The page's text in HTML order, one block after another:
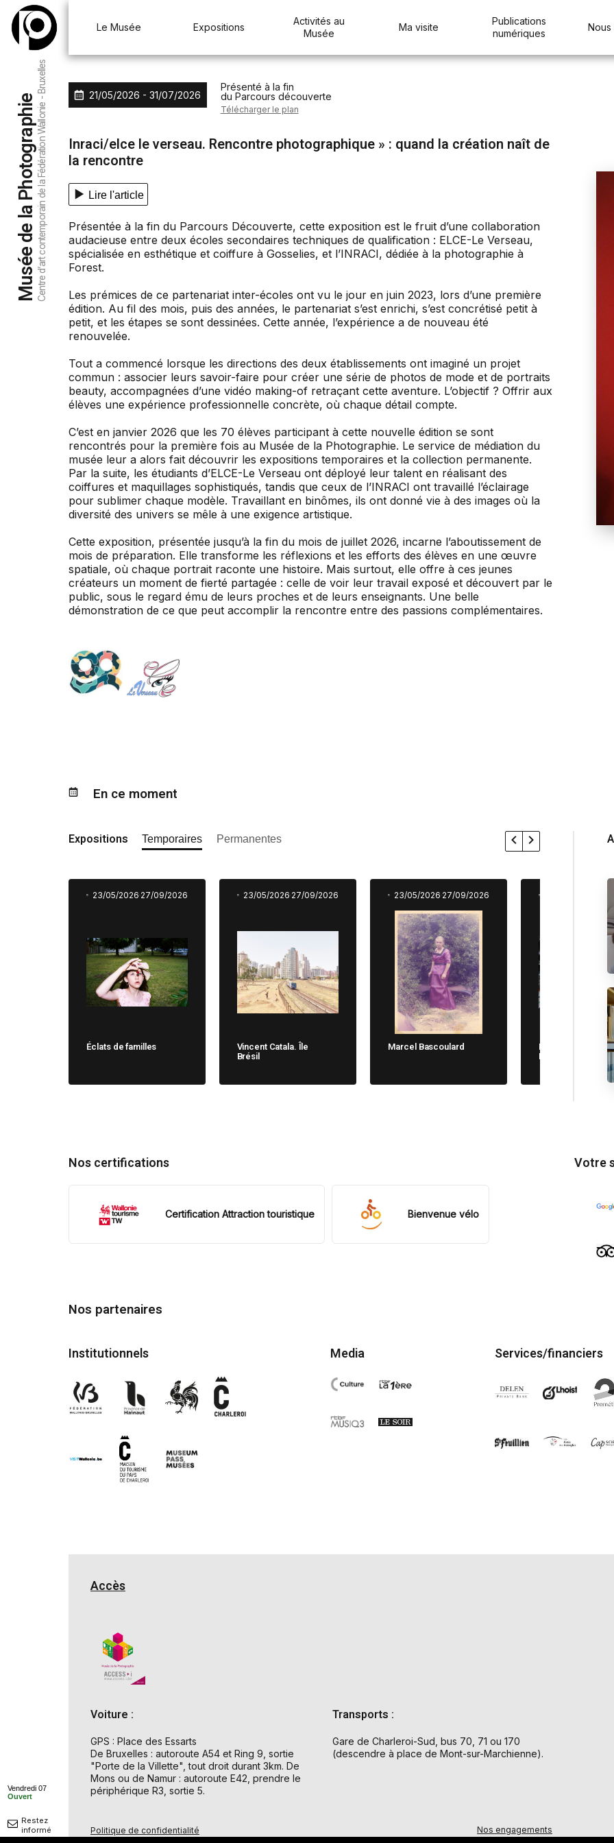
Vendredi 07
Ouvert
Restez
informé
Musée de la PhotographieCentre d’art contemporain de la Fédération Wallonie - Bruxelles
Le Musée Expositions
Activités au
Musée
Ma visite
Publications
numériques
Nous
Aller au menu
Aller au contenu
Aller à la recherche
21/05/2026 - 31/07/2026
Présenté à la fin
du Parcours découverte
Télécharger le plan
Inraci/elce le verseau. Rencontre photographique » : quand la création naît de
la rencontre
Lire l'article
Présentée à la fin du Parcours Découverte, cette exposition est le fruit d’une collaboration
audacieuse entre deux écoles secondaires techniques de qualification : ELCE-Le Verseau,
spécialisée en esthétique et coiffure à Gosselies, et l’INRACI, dédiée à la photographie à
Forest.
Les prémices de ce partenariat inter-écoles ont vu le jour en juin 2023, lors d’une première
édition. Au fil des mois, puis des années, le partenariat s’est enrichi, s’est concrétisé petit à
petit, et les étapes se sont dessinées. Cette année, l’expérience a de nouveau été
renouvelée.
Tout a commencé lorsque les directions des deux établissements ont imaginé un projet
commun : associer leurs savoir-faire pour créer une série de photos de mode et de portraits
beauty, accompagnées d’une vidéo making-of retraçant cette aventure. L’objectif ? Offrir aux
élèves une expérience professionnelle concrète, où chaque détail compte.
C’est en janvier 2026 que les 70 élèves participant à cette nouvelle édition se sont
rencontrés pour la première fois au Musée de la Photographie. Le service de médiation du
musée leur a alors fait découvrir les expositions temporaires et la collection permanente.
Par la suite, les étudiants d’ELCE-Le Verseau ont déployé leur talent en réalisant des
coiffures et maquillages sophistiqués, tandis que ceux de l’INRACI ont travaillé l’éclairage
pour sublimer chaque modèle. Travaillant en binômes, ils ont donné vie à des images où la
diversité des univers se mêle à une exigence artistique.
Cette exposition, présentée jusqu’à la fin du mois de juillet 2026, incarne l’aboutissement de
mois de préparation. Elle transforme les réflexions et les efforts des élèves en une œuvre
spatiale, où chaque portrait raconte une histoire. Mais surtout, elle offre à ces jeunes
créateurs un moment de fierté partagée : celle de voir leur travail exposé et découvert par le
public, sous le regard ému de leurs proches et de leurs enseignants. Une belle
démonstration de ce que peut accomplir la rencontre entre des passions complémentaires.
En ce moment
Expositions Temporaires Permanentes
23/05/2026 27/09/2026
Éclats de familles
23/05/2026 27/09/2026
Vincent Catala. Île
Brésil
23/05/2026 27/09/2026
Marcel Bascoulard
27/
Michela Cane. Chi
Non Dimentica
Nos certifications
Certification Attraction touristique Bienvenue vélo
Votre
Nos partenaires
Institutionnels Media Services/financiers
Accès
Voiture :
GPS : Place des Essarts
De Bruxelles : autoroute A54 et Ring 9, sortie
"Porte de la Villette", tout droit durant 3km. De
Mons ou de Namur : autoroute E42, prendre le
périphérique R3, sortie 5.
Transports :
Gare de Charleroi-Sud, bus 70, 71 ou 170
(descendre à place de Mont-sur-Marchienne).
Politique de confidentialité
Nos engagements